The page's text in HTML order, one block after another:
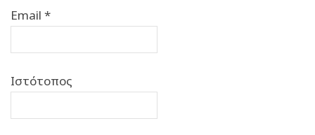
Email *
Ιστότοπος